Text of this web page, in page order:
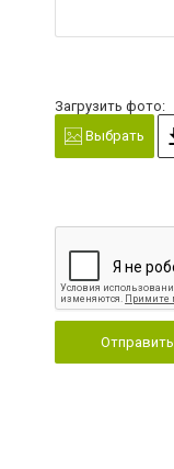
Загрузить фото:
Выбрать
Отправить